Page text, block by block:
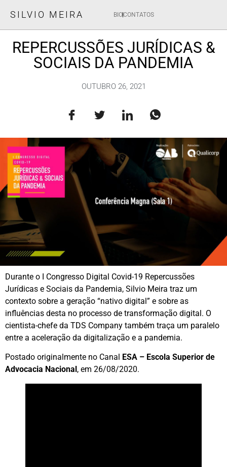
SILVIO MEIRA BIOCONTATOS
REPERCUSSÕES JURÍDICAS &
SOCIAIS DA PANDEMIA
OUTUBRO 26, 2021
Durante o I Congresso Digital Covid-19 Repercussões
Jurídicas e Sociais da Pandemia, Silvio Meira traz um
contexto sobre a geração “nativo digital” e sobre as
influências desta no processo de transformação digital. O
cientista-chefe da TDS Company também traça um paralelo
entre a aceleração da digitalização e a pandemia.
Postado originalmente no Canal
ESA – Escola Superior de
Advocacia Nacional , em 26/08/2020.